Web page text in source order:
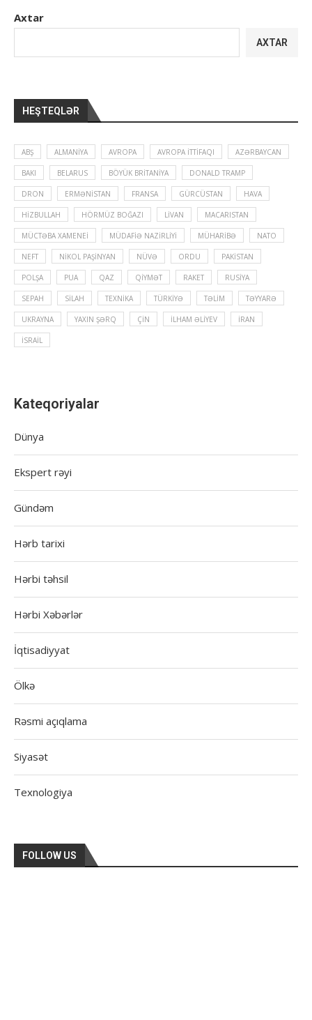
Axtar
AXTAR
HEŞTEQLƏR
ABŞ ALMANIYA AVROPA AVROPA İTTIFAQI AZƏRBAYCAN
BAKI BELARUS BÖYÜK BRITANIYA DONALD TRAMP
DRON ERMƏNISTAN FRANSA GÜRCÜSTAN HAVA
HIZBULLAH HÖRMÜZ BOĞAZI LIVAN MACARISTAN
MÜCTƏBA XAMENEI MÜDAFIƏ NAZIRLIYI MÜHARIBƏ NATO
NEFT NIKOL PAŞINYAN NÜVƏ ORDU PAKISTAN
POLŞA PUA QAZ QIYMƏT RAKET RUSIYA
SEPAH SILAH TEXNIKA TÜRKIYƏ TƏLIM TƏYYARƏ
UKRAYNA YAXIN ŞƏRQ ÇIN İLHAM ƏLIYEV İRAN
İSRAIL
Kateqoriyalar
Dünya
Ekspert rəyi
Gündəm
Hərb tarixi
Hərbi təhsil
Hərbi Xəbərlər
İqtisadiyyat
Ölkə
Rəsmi açıqlama
Siyasət
Texnologiya
FOLLOW US